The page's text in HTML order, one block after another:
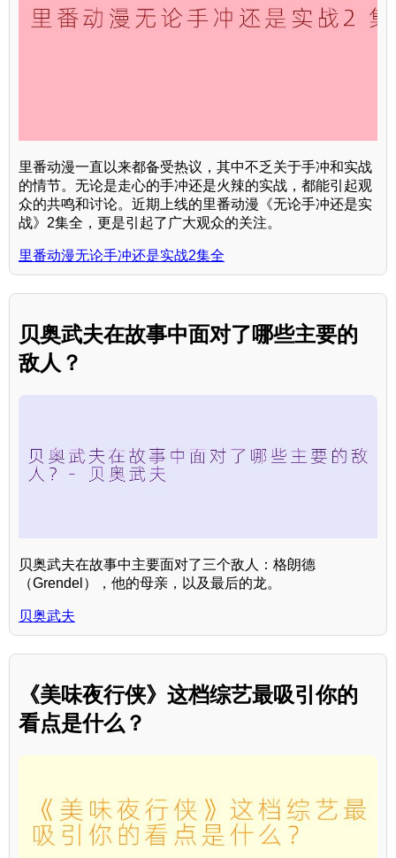
里番动漫一直以来都备受热议，其中不乏关于手冲和实战
的情节。无论是走心的手冲还是火辣的实战，都能引起观
众的共鸣和讨论。近期上线的里番动漫《无论手冲还是实
战》2集全，更是引起了广大观众的关注。
里番动漫无论手冲还是实战2集全
贝奥武夫在故事中面对了哪些主要的
敌人？
贝奥武夫在故事中主要面对了三个敌人：格朗德
（Grendel），他的母亲，以及最后的龙。
贝奥武夫
《美味夜行侠》这档综艺最吸引你的
看点是什么？